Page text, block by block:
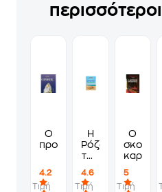
Ο
προφήτης
4.2
Τιμή
Η
Ρόζα
του
-
Διακοπέθ.
4.6
Τιμή
Ο
5
Τιμή